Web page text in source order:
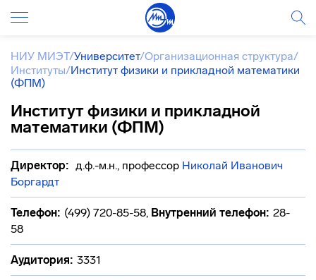
НИУ МИЭТ/Университет/Организационная структура/
Институты/Институт физики и прикладной математики
(ФПМ)
Институт физики и прикладной
математики (ФПМ)
Директор: д.ф.-м.н., профессор Николай Иванович
Боргардт
Телефон: (499) 720-85-58, Внутренний телефон: 28-
58
Аудитория: 3331